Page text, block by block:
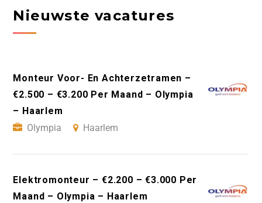
Nieuwste vacatures
Monteur Voor- En Achterzetramen –
€2.500 – €3.200 Per Maand – Olympia
– Haarlem
Olympia
Haarlem
Elektromonteur – €2.200 – €3.000 Per
Maand – Olympia – Haarlem